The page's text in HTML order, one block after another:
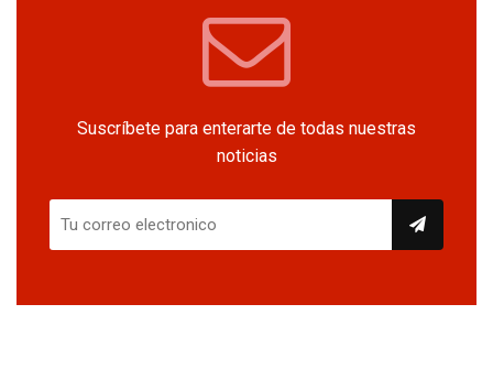
Suscríbete para enterarte de todas nuestras
noticias